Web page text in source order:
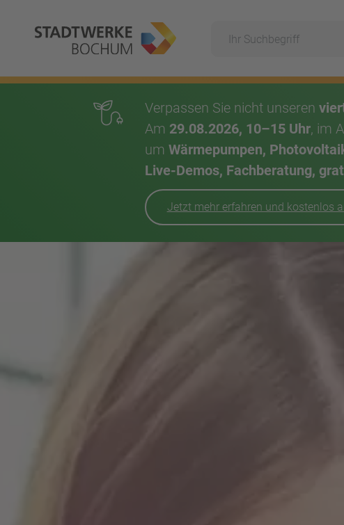
Verpassen Sie nicht unseren
Am 29.08.2026, 10–15 Uhr, im
um Wärmepumpen,
Live-Demos, Fachberatung,
Jetzt mehr erfahren und kostenlos
Suche
Hauptnavigation